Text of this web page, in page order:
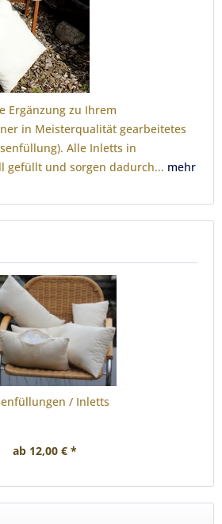
Ergänzung zu Ihrem
in Meisterqualität gearbeitetes
Alle Inletts in
gefüllt und sorgen dadurch... mehr
/ Inletts
ab 12,00 € *